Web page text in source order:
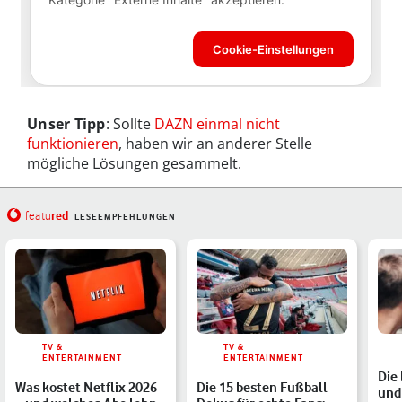
Unser Tipp: Sollte DAZN einmal nicht
funktionieren, haben wir an anderer Stelle
mögliche Lösungen gesammelt.
featured LESEEMPFEHLUNGEN
TV &
ENTERTAINMENT
Was kostet Netflix 2026
TV &
ENTERTAINMENT
Die 15 besten Fußball-
Die